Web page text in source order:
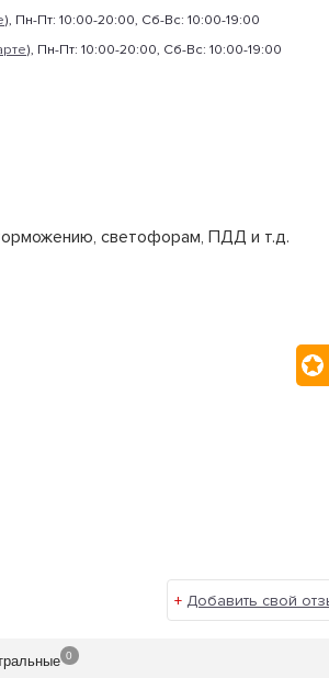
), Пн-Пт: 10:00-20:00, Сб-Вс: 10:00-19:00
), Пн-Пт: 10:00-20:00, Сб-Вс: 10:00-19:00
светофорам, ПДД и т.д.
+ Добавить свой
альные 0